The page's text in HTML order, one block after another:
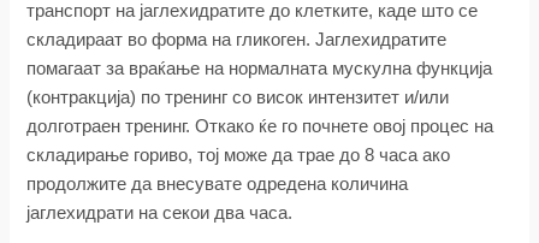
транспорт на јаглехидратите до клетките, каде што се
складираат во форма на гликоген. Јаглехидратите
помагаат за враќање на нормалната мускулна функција
(контракција) по тренинг со висок интензитет и/или
долготраен тренинг. Откако ќе го почнете овој процес на
складирање гориво, тој може да трае до 8 часа ако
продолжите да внесувате одредена количина
јаглехидрати на секои два часа.